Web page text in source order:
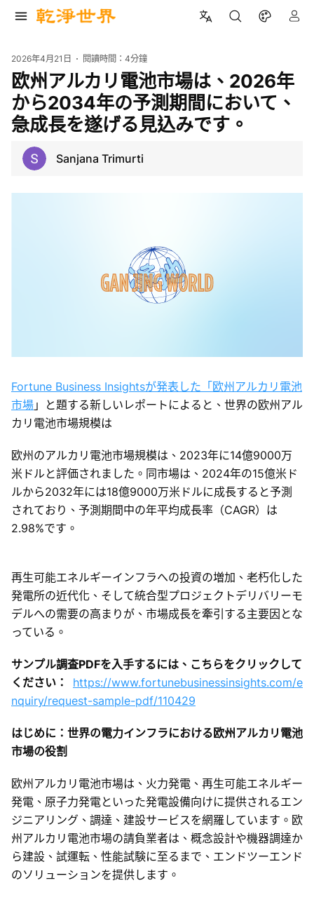
2026年4月21日 閱讀時間：4分鐘
欧州アルカリ電池市場は、2026年
から2034年の予測期間において、
急成長を遂げる見込みです。
Sanjana Trimurti
Fortune Business Insightsが発表した「欧州アルカリ電池
市場 」と題する新しいレポートによると、世界の欧州アル
カリ電池市場規模は
欧州のアルカリ電池市場規模は、2023年に14億9000万
米ドルと評価されました。同市場は、2024年の15億米ド
ルから2032年には18億9000万米ドルに成長すると予測
されており、予測期間中の年平均成長率（CAGR）は
2.98%です。
再生可能エネルギーインフラへの投資の増加、老朽化し​​た
発電所の近代化、そして統合型プロジェクトデリバリーモ
デルへの需要の高まりが、市場成長を牽引する主要因とな
っている。
サンプル調査PDFを入手するには、こちらをクリックして
ください： https://www.fortunebusinessinsights.com/e
nquiry/request-sample-pdf/110429
はじめに：世界の電力インフラにおける欧州アルカリ電池
市場の役割
欧州アルカリ電池市場は、火力発電、再生可能エネルギー
発電、原子力発電といった発電設備向けに提供されるエン
ジニアリング、調達、建設サービスを網羅しています。欧
州アルカリ電池市場の請負業者は、概念設計や機器調達か
ら建設、試運転、性能試験に至るまで、エンドツーエンド
のソリューションを提供します。